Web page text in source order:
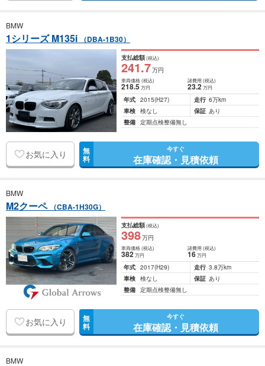
BMW
1シリーズ M135i （DBA-1B30）
支払総額(税込)
241.7万円
車両価格(税込)
218.5万円
諸費用 (税込)
23.2 万円
年式 2015(H27) 走行 6万km
車検 検なし 保証 あり
整備 定期点検整備無し
お気に入り 無
料
今すぐ
在庫確認・見積依頼
BMW
M2クーペ （CBA-1H30G）
支払総額(税込)
398万円
車両価格(税込)
382万円
諸費用 (税込)
16 万円
年式 2017(H29) 走行 3.8万km
車検 検なし 保証 あり
整備 定期点検整備無し
お気に入り 無
料
今すぐ
在庫確認・見積依頼
BMW